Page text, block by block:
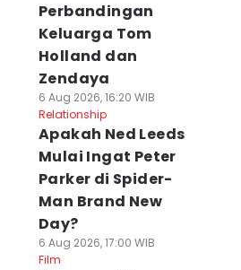
Perbandingan
Keluarga Tom
Holland dan
Zendaya
6 Aug 2026, 16:20 WIB
Relationship
Apakah Ned Leeds
Mulai Ingat Peter
Parker di Spider-
Man Brand New
Day?
6 Aug 2026, 17:00 WIB
Film